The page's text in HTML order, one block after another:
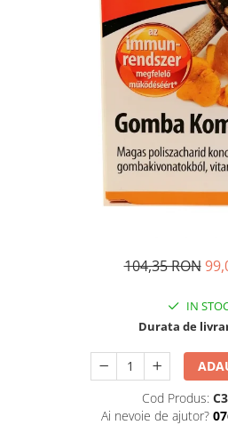
HERBS OF HEAVEN
VITAMIN BOTTLE
104,35 RON
IN
Durata de
Cod Produs:
Ai nevoie de ajutor?